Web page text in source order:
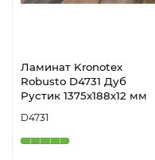
Ламинат Kronotex
Robusto D4731 Дуб
Рустик 1375х188х12 мм
D4731